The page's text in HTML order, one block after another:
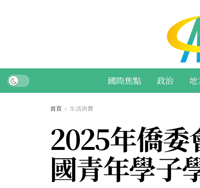
國際焦點 政治
首頁 生活消費
2025年僑委
國青年學子